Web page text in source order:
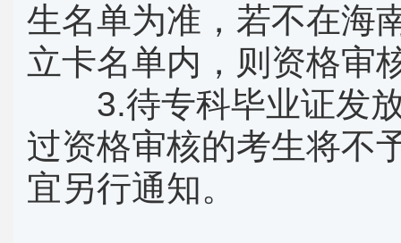
生名单为准，若不在海
立卡名单内，则资格审
3.待专科毕业证发放
过资格审核的考生将不
宜另行通知。